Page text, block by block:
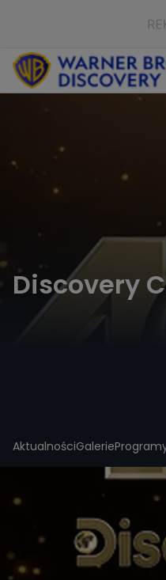
Discovery
AktualnościGalerie
Dziś9